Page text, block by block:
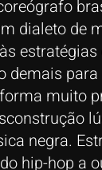
dialeto de
demais
muito
negra.
hip-hop a